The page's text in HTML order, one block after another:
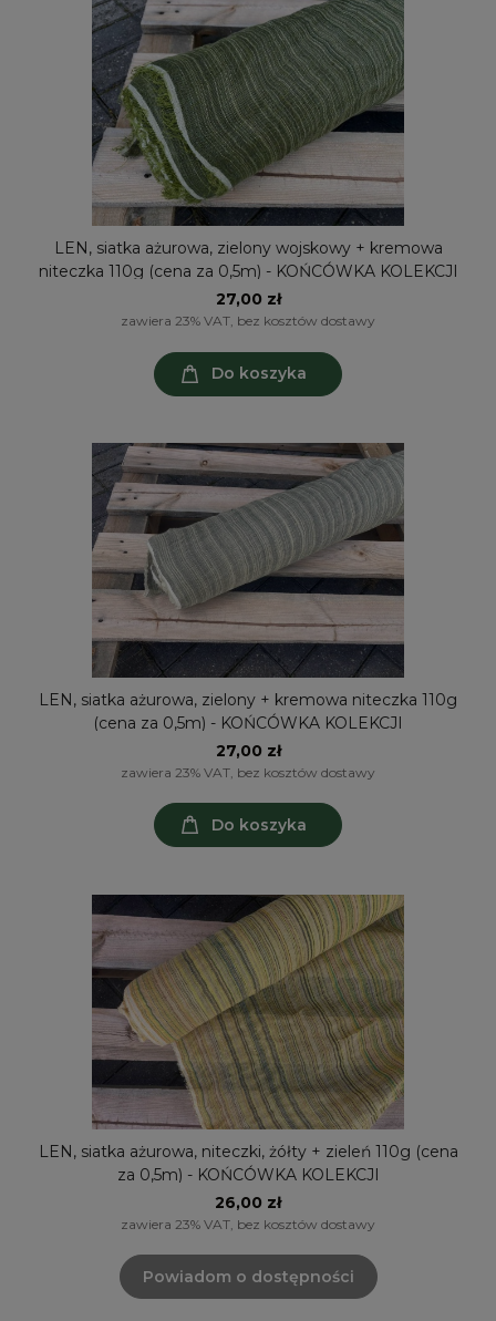
LEN, siatka ażurowa, zielony wojskowy + kremowa
niteczka 110g (cena za 0,5m) - KOŃCÓWKA KOLEKCJI
27,00 zł
zawiera 23% VAT, bez kosztów dostawy
Do koszyka
LEN, siatka ażurowa, zielony + kremowa niteczka 110g
(cena za 0,5m) - KOŃCÓWKA KOLEKCJI
27,00 zł
zawiera 23% VAT, bez kosztów dostawy
Do koszyka
LEN, siatka ażurowa, niteczki, żółty + zieleń 110g (cena
za 0,5m) - KOŃCÓWKA KOLEKCJI
26,00 zł
zawiera 23% VAT, bez kosztów dostawy
Powiadom o dostępności